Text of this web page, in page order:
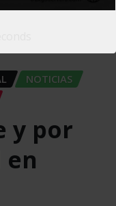
NOTICIAS
y por
en